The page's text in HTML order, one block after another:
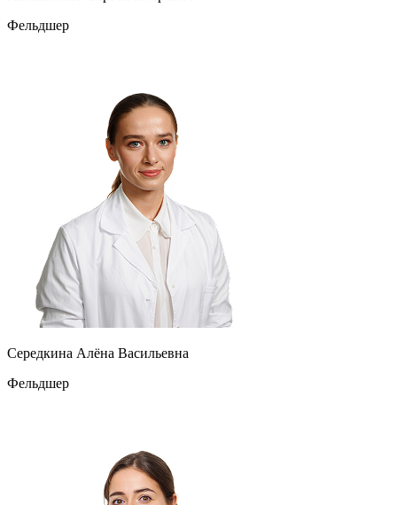
Фельдшер
Середкина Алёна Васильевна
Фельдшер